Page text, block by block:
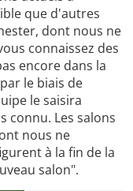
que d'autres
dont nous ne
connaissez des
encore dans la
le biais de
le saisira
connu. Les salons
nous ne
à la fin de la
salon".